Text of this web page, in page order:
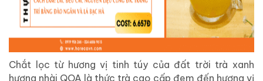
Chắt lọc từ hương vị tinh túy của đất trời trà xanh
hương nhài QOA là thức trà cao cấp đem đến hương vị